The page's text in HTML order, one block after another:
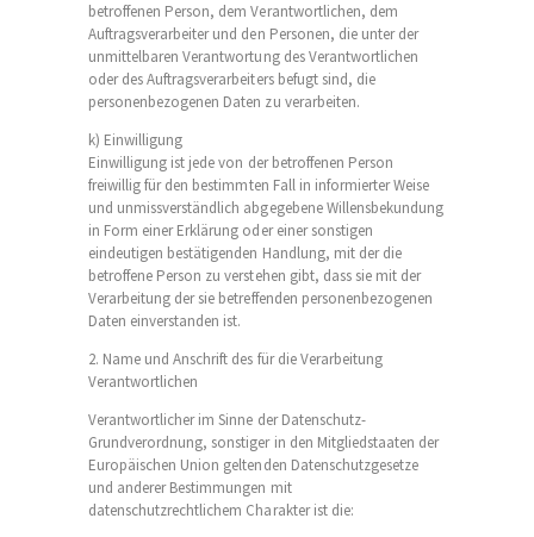
betroffenen Person, dem Verantwortlichen, dem
Auftragsverarbeiter und den Personen, die unter der
unmittelbaren Verantwortung des Verantwortlichen
oder des Auftragsverarbeiters befugt sind, die
personenbezogenen Daten zu verarbeiten.
k) Einwilligung
Einwilligung ist jede von der betroffenen Person
freiwillig für den bestimmten Fall in informierter Weise
und unmissverständlich abgegebene Willensbekundung
in Form einer Erklärung oder einer sonstigen
eindeutigen bestätigenden Handlung, mit der die
betroffene Person zu verstehen gibt, dass sie mit der
Verarbeitung der sie betreffenden personenbezogenen
Daten einverstanden ist.
2. Name und Anschrift des für die Verarbeitung
Verantwortlichen
Verantwortlicher im Sinne der Datenschutz-
Grundverordnung, sonstiger in den Mitgliedstaaten der
Europäischen Union geltenden Datenschutzgesetze
und anderer Bestimmungen mit
datenschutzrechtlichem Charakter ist die: